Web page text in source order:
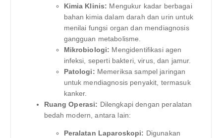
Kimia Klinis: Mengukur kadar berbagai
bahan kimia dalam darah dan urin untuk
menilai fungsi organ dan mendiagnosis
gangguan metabolisme.
Mikrobiologi: Mengidentifikasi agen
infeksi, seperti bakteri, virus, dan jamur.
Patologi: Memeriksa sampel jaringan
untuk mendiagnosis penyakit, termasuk
kanker.
Ruang Operasi: Dilengkapi dengan peralatan
bedah modern, antara lain:
Peralatan Laparoskopi: Digunakan